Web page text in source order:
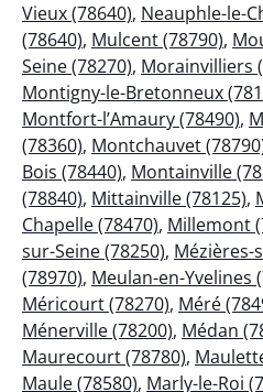
Vieux (78640), Neauphle-le-
(78640), Mulcent (78790),
Seine (78270), Morainvilliers
Montigny-le-Bretonneux
Montfort-l’Amaury (78490),
(78360), Montchauvet
Bois (78440), Montainville
(78840), Mittainville (78125),
Chapelle (78470), Millemont
sur-Seine (78250), Mézières-
(78970), Meulan-en-Yvelines
Méricourt (78270), Méré
Ménerville (78200), Médan
Maurecourt (78780),
Maule (78580), Marly-le-Roi